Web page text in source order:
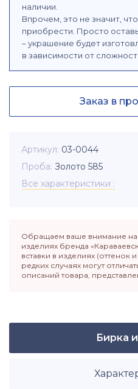
наличии.
Впрочем, это не значит,
приобрести. Просто
– украшение будет
в зависимости от
Заказ в
Артикул 03-0044
Проба Золото 585
Все характеристики
Обращаем ваше внимание на
изделиях бренда
вставки в изделиях (оттенок
редких случаях могут
описаний товара,
Бирка